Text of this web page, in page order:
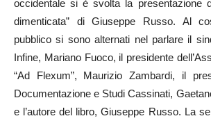
occidentale si è svolta la presentazione
dimenticata” di Giuseppe Russo. Al
pubblico si sono alternati nel parlare il
Infine, Mariano Fuoco, il presidente
“Ad Flexum”, Maurizio Zambardi, il
Documentazione e Studi Cassinati,
e l’autore del libro, Giuseppe Russo. La